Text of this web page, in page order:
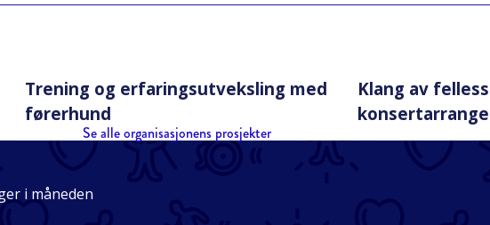
Trening og erfaringsutveksling med
førerhund
Klang av
Se alle organisasjonens prosjekter
i måneden